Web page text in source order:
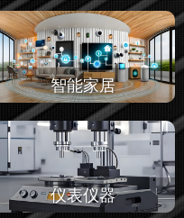
智能家居
仪表仪器